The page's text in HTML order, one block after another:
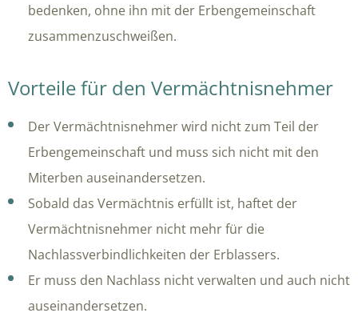
bedenken, ohne ihn mit der Erbengemeinschaft
zusammenzuschweißen.
Vorteile für den Vermächtnisnehmer
Der Vermächtnisnehmer wird nicht zum Teil der
Erbengemeinschaft und muss sich nicht mit den
Miterben auseinandersetzen.
Sobald das Vermächtnis erfüllt ist, haftet der
Vermächtnisnehmer nicht mehr für die
Nachlassverbindlichkeiten der Erblassers.
Er muss den Nachlass nicht verwalten und auch nicht
auseinandersetzen.